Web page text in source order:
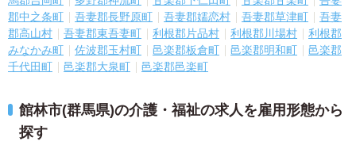
郡中之条町
吾妻郡長野原町 吾妻郡嬬恋村 吾妻郡草津町
吾妻
郡高山村
吾妻郡東吾妻町 利根郡片品村 利根郡川場村
利根郡
みなかみ町
佐波郡玉村町 邑楽郡板倉町 邑楽郡明和町
邑楽郡
千代田町
邑楽郡大泉町 邑楽郡邑楽町
館林市(群馬県)の介護・福祉の求人を雇用形態から
探す